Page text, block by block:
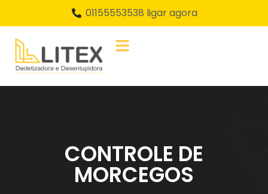
01155553538 ligar agora
CONTROLE DE
MORCEGOS